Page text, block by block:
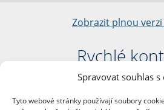
Spravovat souhlas s
Tyto webové stránky používají soubory
Zobrazit plnou
Rychlé
Filozofická
nám. Jana